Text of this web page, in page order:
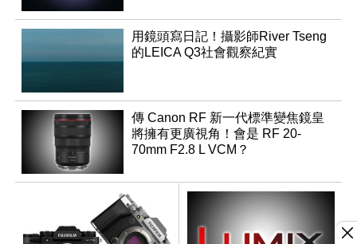
用鏡頭寫日記！攝影師River Tseng
的LEICA Q3社會觀察紀實
傳 Canon RF 新一代標準變焦鏡皇
將擁有更廣視角！會是 RF 20-
70mm F2.8 L VCM？